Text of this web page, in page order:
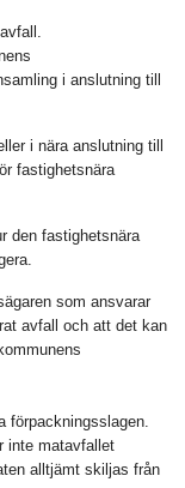
i anslutning till
i nära anslutning till
fastighetsnära
den fastighetsnära
som ansvarar
avfall och att det kan
förpackningsslagen.
inte matavfallet
alltjämt skiljas från